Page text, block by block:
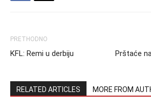
PRETHODNO
KFL: Remi u derbiju Prštaće
RELATED ARTICLES MORE FROM